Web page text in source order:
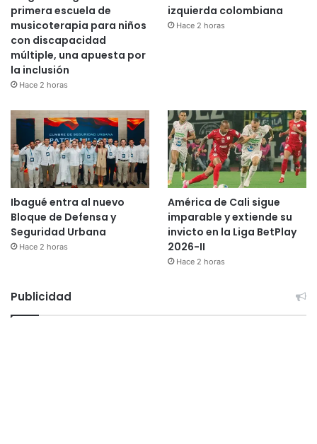
primera escuela de
musicoterapia para niños
con discapacidad
múltiple, una apuesta por
la inclusión
Hace 2 horas
izquierda colombiana
Hace 2 horas
Ibagué entra al nuevo
Bloque de Defensa y
Seguridad Urbana
Hace 2 horas
América de Cali sigue
imparable y extiende su
invicto en la Liga BetPlay
2026-II
Hace 2 horas
Publicidad